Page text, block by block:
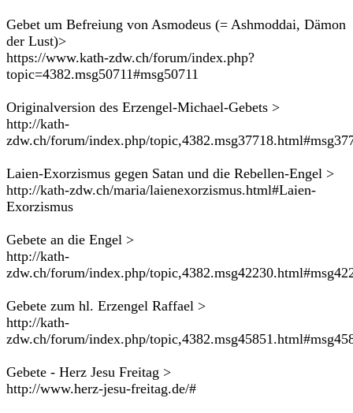
Gebet um Befreiung von Asmodeus (= Ashmoddai, Dämon
der Lust)>
https://www.kath-zdw.ch/forum/index.php?
topic=4382.msg50711#msg50711
Originalversion des Erzengel-Michael-Gebets >
http://kath-
zdw.ch/forum/index.php/
Laien-Exorzismus gegen Satan und die Rebellen-Engel >
http://kath-zdw.ch/maria/laienexorzismus.html#Laien-
Exorzismus
Gebete an die Engel >
http://kath-
zdw.ch/forum/index.php/
Gebete zum hl. Erzengel Raffael >
http://kath-
zdw.ch/forum/index.php/
Gebete - Herz Jesu Freitag >
http://www.herz-jesu-freitag.de/#